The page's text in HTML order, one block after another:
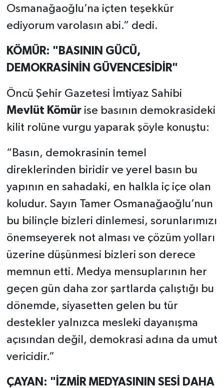
Osmanağaoğlu’na içten teşekkür
ediyorum varolasın abi.” dedi.
KÖMÜR: "BASININ GÜCÜ,
DEMOKRASİNİN GÜVENCESİDİR"
Öncü Şehir Gazetesi İmtiyaz Sahibi
Mevlüt Kömürise basının demokrasideki
kilit rolüne vurgu yaparak şöyle konuştu:
“Basın, demokrasinin temel
direklerinden biridir ve yerel basın bu
yapının en sahadaki, en halkla iç içe olan
koludur. Sayın Tamer Osmanağaoğlu’nun
bu bilinçle bizleri dinlemesi, sorunlarımızı
önemseyerek not alması ve çözüm yolları
üzerine düşünmesi bizleri son derece
memnun etti. Medya mensuplarının her
geçen gün daha zor şartlarda çalıştığı bu
dönemde, siyasetten gelen bu tür
destekler yalnızca mesleki dayanışma
açısından değil, demokrasi adına da umut
vericidir.”
ÇAYAN: "İZMİR MEDYASININ SESİ DAHA